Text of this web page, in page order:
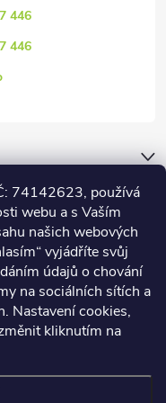
74142623, používá
webu a s Vaším
našich webových
vyjádříte svůj
údajů o chování
na sociálních sítích a
Nastavení cookies,
kliknutím na
446
446